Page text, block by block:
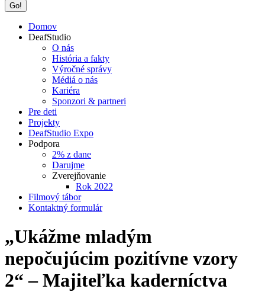
Domov
DeafStudio
O nás
História a fakty
Výročné správy
Médiá o nás
Kariéra
Sponzori & partneri
Pre deti
Projekty
DeafStudio Expo
Podpora
2% z dane
Darujme
Zverejňovanie
Rok 2022
Filmový tábor
Kontaktný formulár
„Ukážme mladým
nepočujúcim pozitívne vzory
2“ – Majiteľka kaderníctva